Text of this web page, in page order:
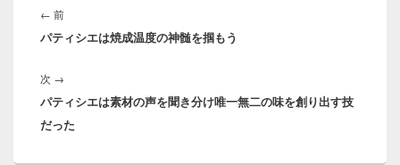
稿
ナ
ゲ
ー
シ
ョ
← 前前
の
パティシエは焼成温度の神髄を掴もう
次 →
の
投
パティシエは素材の声を聞き分け唯一無二の味を創り出す技
だった